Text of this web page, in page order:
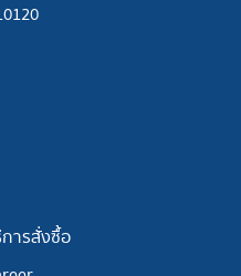
ารสั่งซื้อ